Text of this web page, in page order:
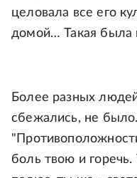
целовала все его
домой… Такая была
Более разных
сбежались, не
боль твою и